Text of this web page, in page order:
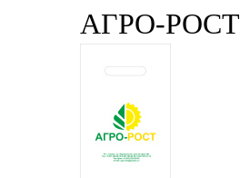
АГРО-РОСТ